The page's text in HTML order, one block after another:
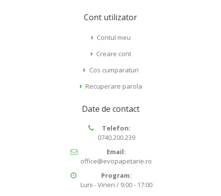
Cont utilizator
Contul meu
Creare cont
Cos cumparaturi
Recuperare parola
Date de contact
Telefon:
0740.200.239
Email:
office@evopapetarie.ro
Program:
Luni - Vineri / 9:00 - 17:00